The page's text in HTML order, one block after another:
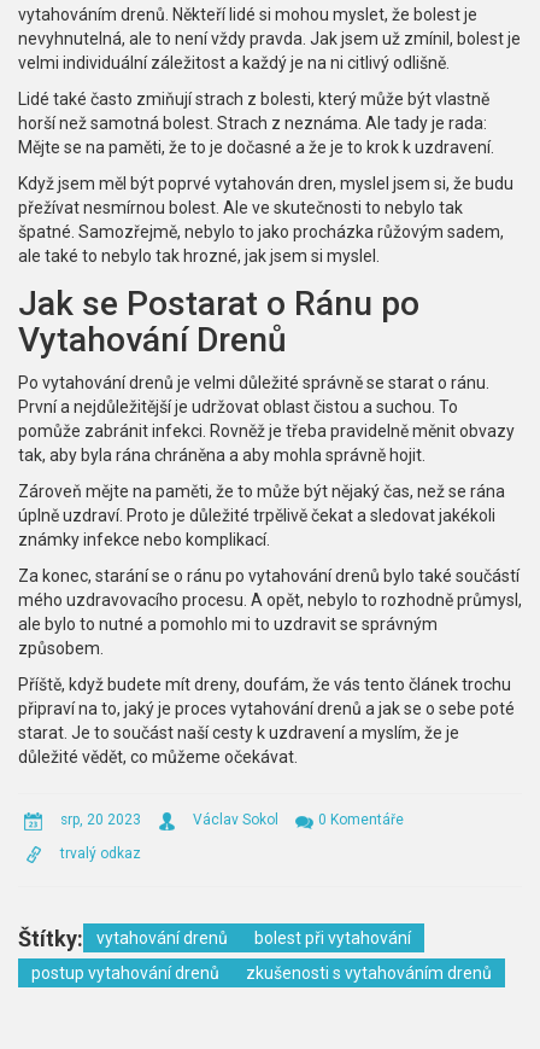
vytahováním drenů. Někteří lidé si mohou myslet, že bolest je
nevyhnutelná, ale to není vždy pravda. Jak jsem už zmínil, bolest je
velmi individuální záležitost a každý je na ni citlivý odlišně.
Lidé také často zmiňují strach z bolesti, který může být vlastně
horší než samotná bolest. Strach z neznáma. Ale tady je rada:
Mějte se na paměti, že to je dočasné a že je to krok k uzdravení.
Když jsem měl být poprvé vytahován dren, myslel jsem si, že budu
přežívat nesmírnou bolest. Ale ve skutečnosti to nebylo tak
špatné. Samozřejmě, nebylo to jako procházka růžovým sadem,
ale také to nebylo tak hrozné, jak jsem si myslel.
Jak se Postarat o Ránu po
Vytahování Drenů
Po vytahování drenů je velmi důležité správně se starat o ránu.
První a nejdůležitější je udržovat oblast čistou a suchou. To
pomůže zabránit infekci. Rovněž je třeba pravidelně měnit obvazy
tak, aby byla rána chráněna a aby mohla správně hojit.
Zároveň mějte na paměti, že to může být nějaký čas, než se rána
úplně uzdraví. Proto je důležité trpělivě čekat a sledovat jakékoli
známky infekce nebo komplikací.
Za konec, starání se o ránu po vytahování drenů bylo také součástí
mého uzdravovacího procesu. A opět, nebylo to rozhodně průmysl,
ale bylo to nutné a pomohlo mi to uzdravit se správným
způsobem.
Příště, když budete mít dreny, doufám, že vás tento článek trochu
připraví na to, jaký je proces vytahování drenů a jak se o sebe poté
starat. Je to součást naší cesty k uzdravení a myslím, že je
důležité vědět, co můžeme očekávat.
srp, 20 2023 Václav Sokol
0 Komentáře
trvalý odkaz
Štítky: vytahování drenů
bolest při vytahování
postup vytahování drenů
zkušenosti s vytahováním drenů